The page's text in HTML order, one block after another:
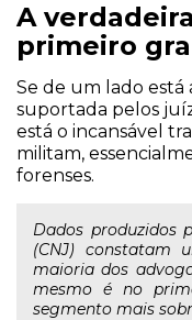
A
primeiro
Se de um lado
suportada pelos
está o incansável
militam,
forenses.
Dados produzidos
(CNJ) constatam
maioria dos
mesmo é no
segmento mais